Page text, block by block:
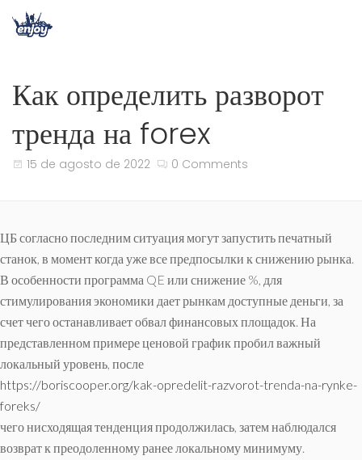
Как определить разворот
тренда на forex
15 de agosto de 2022 0 Comments
ЦБ согласно последним ситуация могут запустить печатный
станок, в момент когда уже все предпосылки к снижению рынка.
В особенности программа QE или снижение %, для
стимулирования экономики дает рынкам доступные деньги, за
счет чего останавливает обвал финансовых площадок. На
представленном примере ценовой график пробил важный
локальный уровень, после
https://boriscooper.org/kak-opredelit-razvorot-trenda-na-rynke-
foreks/
чего нисходящая тенденция продолжилась, затем наблюдался
возврат к преодоленному ранее локальному минимуму.